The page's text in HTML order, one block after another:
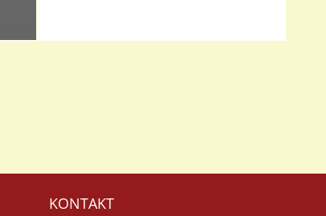
KONTAKT